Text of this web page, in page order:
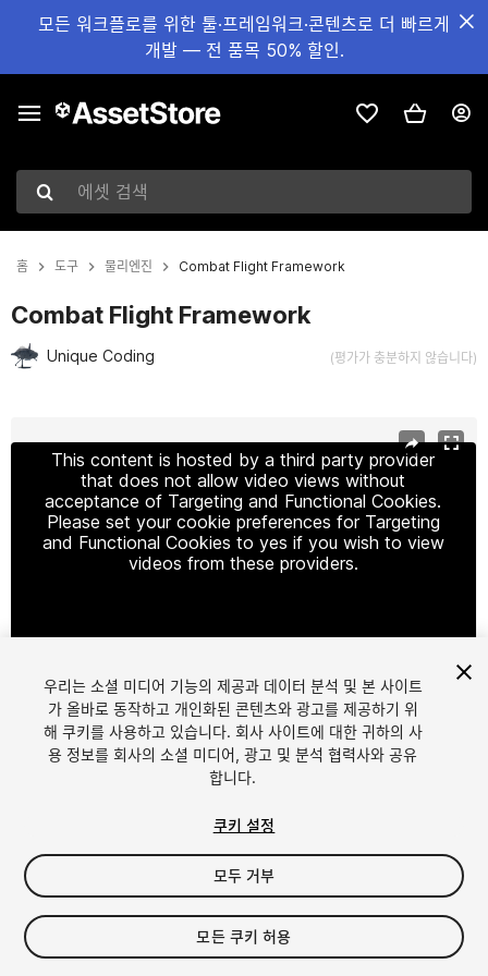
모든 워크플로를 위한 툴·프레임워크·콘텐츠로 더 빠르게
개발 — 전 품목 50% 할인.
에셋 검색
홈 도구 물리엔진 Combat Flight Framework
Combat Flight Framework
Unique Coding (평가가 충분하지 않습니다)
This content is hosted by a third party provider
that does not allow video views without
acceptance of Targeting and Functional Cookies.
Please set your cookie preferences for Targeting
and Functional Cookies to yes if you wish to view
videos from these providers.
1/3
$10
Seat
우리는 소셜 미디어 기능의 제공과 데이터 분석 및 본 사이트
가 올바로 동작하고 개인화된 콘텐츠와 광고를 제공하기 위
해 쿠키를 사용하고 있습니다. 회사 사이트에 대한 귀하의 사
용 정보를 회사의 소셜 미디어, 광고 및 분석 협력사와 공유
합니다.
쿠키 설정
모두 거부
모든 쿠키 허용